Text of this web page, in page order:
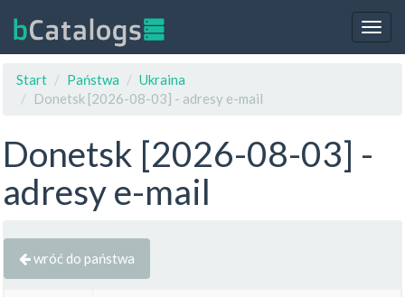
Start
Państwa
Ukraina
Donetsk [2026-08-03] - adresy e-mail
Donetsk [2026-08-03] -
adresy e-mail
wróć do państwa